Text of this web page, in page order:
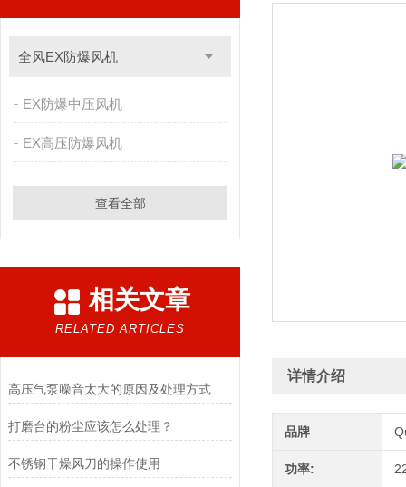
全风EX防爆风机
EX防爆中压风机
EX高压防爆风机
查看全部
相关文章
RELATED ARTICLES
高压气泵噪音太大的原因及处理方式
打磨台的粉尘应该怎么处理？
不锈钢干燥风刀的操作使用
详情介绍
品牌
功率: